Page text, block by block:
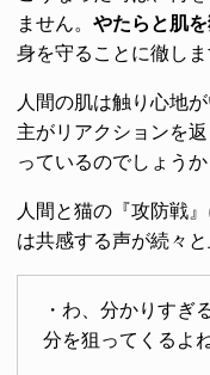
ません。 やたらと肌
身を守ることに徹しま
人間の肌は触り心地
主がリアクションを
っているのでしょう
人間と猫の『攻防戦
は共感する声が続々と
・わ、分かりすぎ
分を狙ってくるよね